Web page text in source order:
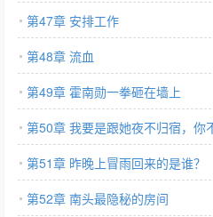
第47章 安排工作
第48章 流血
第49章 霍南勋一拳砸在墙上
第50章 我要是跟她夜不归宿，你
第51章 昨晚上冒雨回来的是谁？
第52章 南头最隐秘的房间